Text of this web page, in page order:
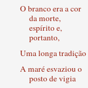
O branco era a cor
da morte,
espírito e,
portanto,
Uma longa tradição
A maré esvaziou o
posto de vigia